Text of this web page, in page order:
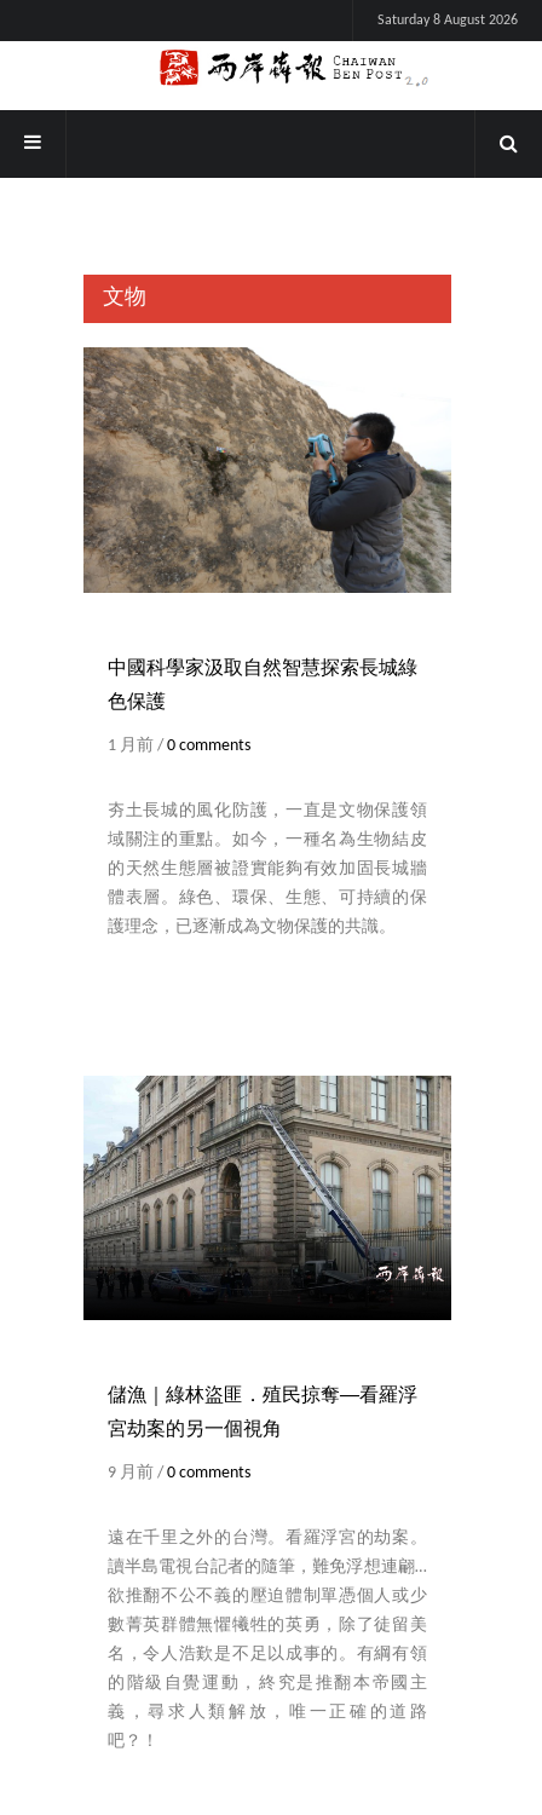
Saturday 8 August 2026
文物
中國科學家汲取自然智慧探索長城綠
色保護
1 月前 /0 comments
夯土長城的風化防護，一直是文物保護領
域關注的重點。如今，一種名為生物結皮
的天然生態層被證實能夠有效加固長城牆
體表層。綠色、環保、生態、可持續的保
護理念，已逐漸成為文物保護的共識。
儲漁｜綠林盜匪．殖民掠奪──看羅浮
宮劫案的另一個視角
9 月前 / 0 comments
遠在千里之外的台灣。看羅浮宮的劫案。
讀半島電視台記者的隨筆，難免浮想連翩…
欲推翻不公不義的壓迫體制單憑個人或少
數菁英群體無懼犧牲的英勇，除了徒留美
名，令人浩歎是不足以成事的。有綱有領
的階級自覺運動，終究是推翻本帝國主
義，尋求人類解放，唯一正確的道路
吧？！